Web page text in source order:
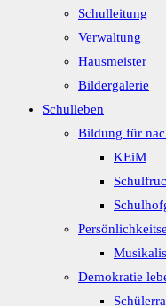
Schulleitung
Verwaltung
Hausmeister
Bildergalerie
Schulleben
Bildung für
KEiM
Demokratie